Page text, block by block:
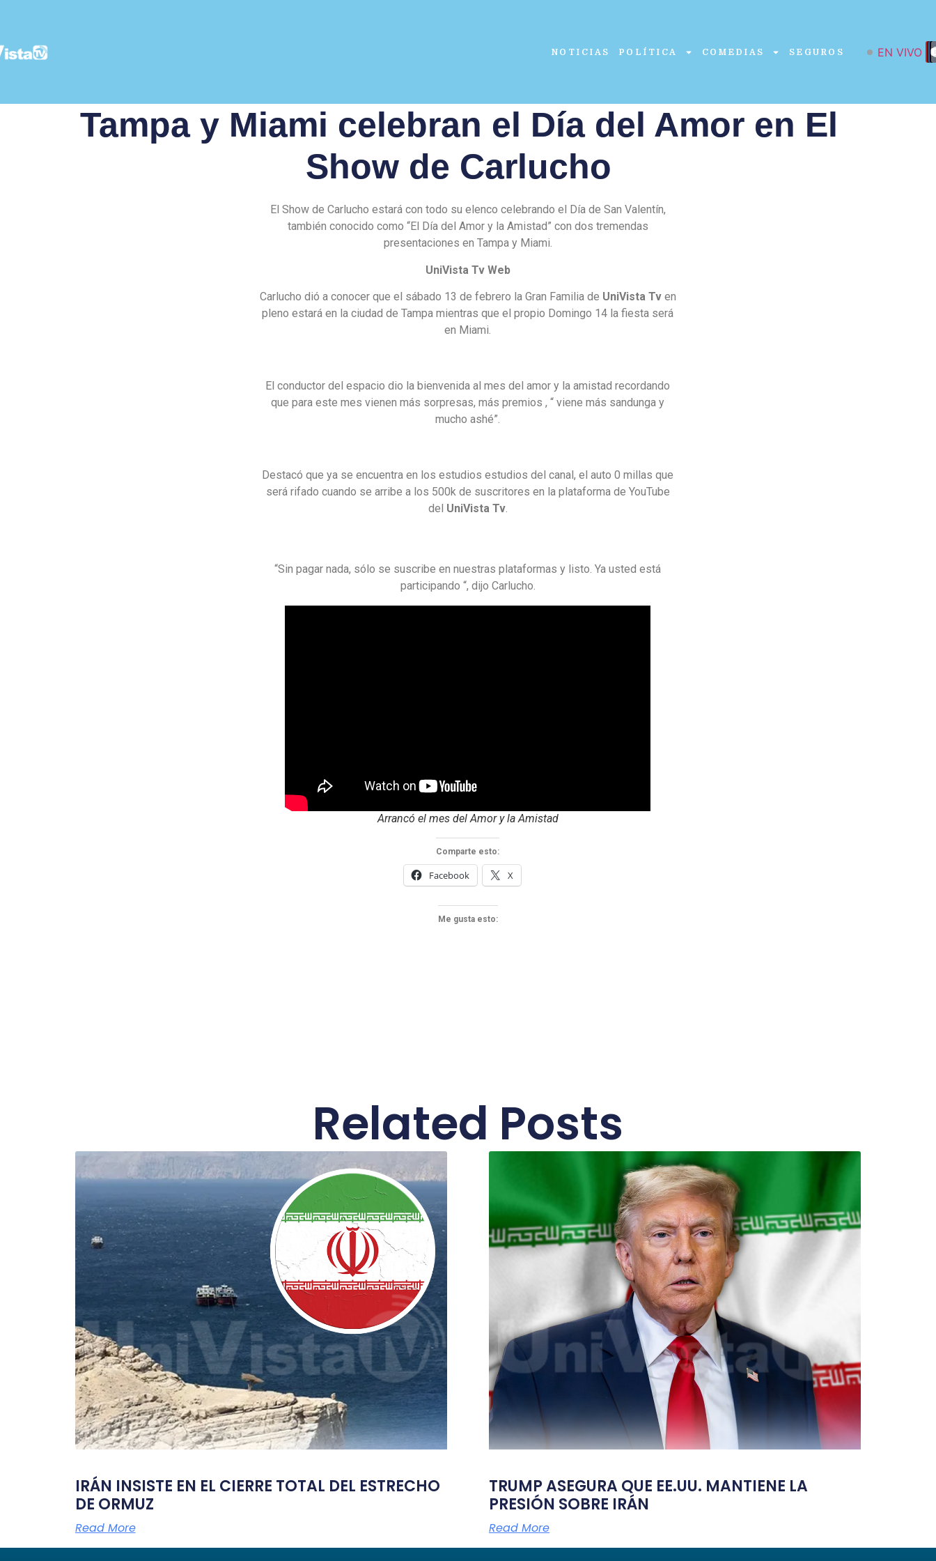
NOTICIAS POLÍTICA COMEDIAS SEGUROS EN VIVO
Tampa y Miami celebran el Día del Amor en El
Show de Carlucho
El Show de Carlucho estará con todo su elenco celebrando el Día de San Valentín,
también conocido como “El Día del Amor y la Amistad” con dos tremendas
presentaciones en Tampa y Miami.
UniVista Tv Web
Carlucho dió a conocer que el sábado 13 de febrero la Gran Familia de UniVista Tv en
pleno estará en la ciudad de Tampa mientras que el propio Domingo 14 la fiesta será
en Miami.
El conductor del espacio dio la bienvenida al mes del amor y la amistad recordando
que para este mes vienen más sorpresas, más premios , “ viene más sandunga y
mucho ashé”.
Destacó que ya se encuentra en los estudios estudios del canal, el auto 0 millas que
será rifado cuando se arribe a los 500k de suscritores en la plataforma de YouTube
del UniVista Tv.
“Sin pagar nada, sólo se suscribe en nuestras plataformas y listo. Ya usted está
participando “, dijo Carlucho.
Arrancó el mes del Amor y la Amistad
Comparte esto:
Facebook X
Me gusta esto:
Related Posts
IRÁN INSISTE EN EL CIERRE TOTAL DEL ESTRECHO
DE ORMUZ
Read More
TRUMP ASEGURA QUE EE.UU. MANTIENE LA
PRESIÓN SOBRE IRÁN
Read More